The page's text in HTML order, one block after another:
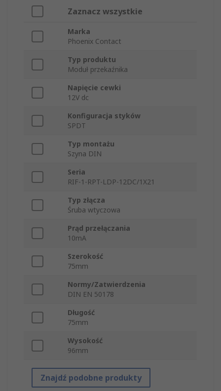
Zaznacz wszystkie
Marka
Phoenix Contact
Typ produktu
Moduł przekaźnika
Napięcie cewki
12V dc
Konfiguracja styków
SPDT
Typ montażu
Szyna DIN
Seria
RIF-1-RPT-LDP-12DC/1X21
Typ złącza
Śruba wtyczowa
Prąd przełączania
10mA
Szerokość
75mm
Normy/Zatwierdzenia
DIN EN 50178
Długość
75mm
Wysokość
96mm
Znajdź podobne produkty